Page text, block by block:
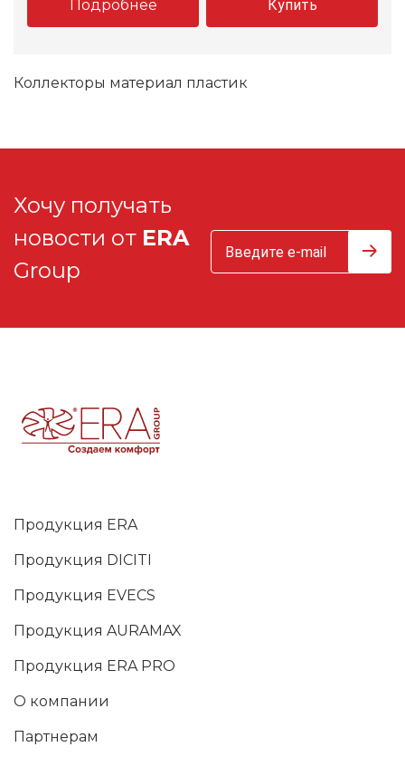
Подробнее Купить
Коллекторы материал пластик
Хочу получать
новости от ERA
Group
Продукция ERA
Продукция DICITI
Продукция EVECS
Продукция AURAMAX
Продукция ERA PRO
О компании
Партнерам